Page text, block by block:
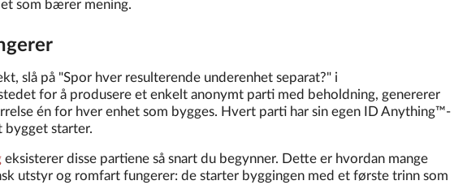
som bærer mening.
slå på "Spor hver resulterende underenhet separat?" i
for å produsere et enkelt anonymt parti med beholdning, genererer
én for hver enhet som bygges. Hvert parti har sin egen ID Anything™-
starter.
eksisterer disse partiene så snart du begynner. Dette er hvordan mange
utstyr og romfart fungerer: de starter byggingen med et første trinn som